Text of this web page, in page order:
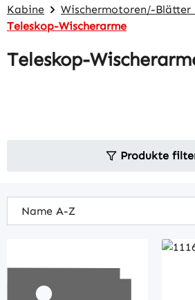
Kabine
Wischermotoren/-Blätter
Teleskop-Wischerarme
Teleskop-
Produkte